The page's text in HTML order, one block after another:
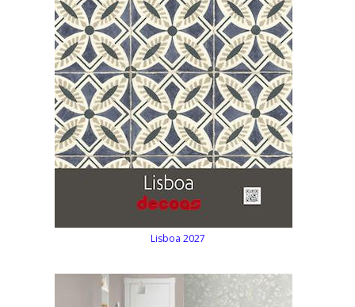
Lisboa 2027